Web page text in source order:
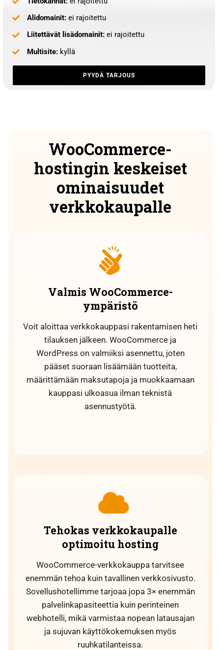
Alidomainit: ei rajoitettu
Liitettävät lisädomainit: ei rajoitettu
Multisite: kyllä
PYYDÄ TARJOUS
WooCommerce-
hostingin keskeiset
ominaisuudet
verkkokaupalle
Valmis WooCommerce-
ympäristö
Voit aloittaa verkkokauppasi rakentamisen heti
tilauksen jälkeen. WooCommerce ja
WordPress on valmiiksi asennettu, joten
pääset suoraan lisäämään tuotteita,
määrittämään maksutapoja ja muokkaamaan
kauppasi ulkoasua ilman teknistä
asennustyötä.
Tehokas verkkokaupalle
optimoitu hosting
WooCommerce-verkkokauppa tarvitsee
enemmän tehoa kuin tavallinen verkkosivusto.
Sovellushotellimme tarjoaa jopa 3× enemmän
palvelinkapasiteettia kuin perinteinen
webhotelli, mikä varmistaa nopean latausajan
ja sujuvan käyttökokemuksen myös
ruuhkatilanteissa.